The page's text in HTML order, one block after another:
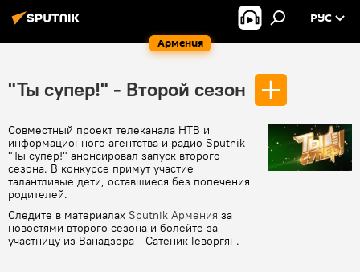
Армения
РУС
"Ты супер!" - Второй сезон
Совместный проект телеканала НТВ и
информационного агентства и радио Sputnik
"Ты супер!" анонсировал запуск второго
сезона. В конкурсе примут участие
талантливые дети, оставшиеся без попечения
родителей.
Следите в материалах Sputnik Армения за
новостями второго сезона и болейте за
участницу из Ванадзора - Сатеник Геворгян.